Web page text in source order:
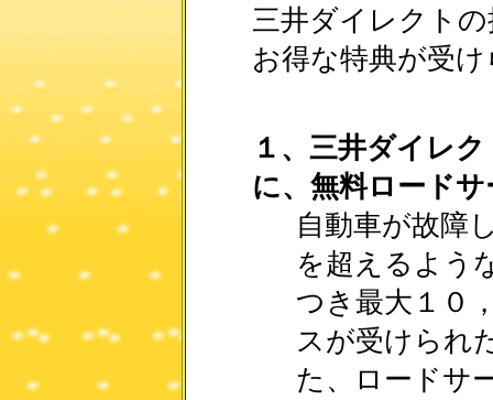
三井ダイレクト
お得な特典が受
１、三井ダイレ
に、無料ロード
自動車が故障
を超えるよう
つき最大１０
スが受けられ
た、ロードサ